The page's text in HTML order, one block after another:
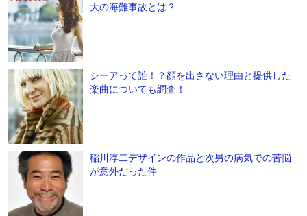
大の海難事故とは？
シーアって誰！？顔を出さない理由と提供した
楽曲についても調査！
稲川淳二デザインの作品と次男の病気での苦悩
が意外だった件